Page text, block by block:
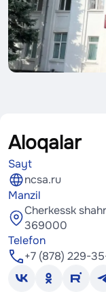
Aloqalar
Sayt
ncsa.ru
Manzil
Cherkessk
369000
Telefon
+7 (878) 229-